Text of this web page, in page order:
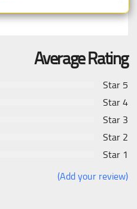
Average Rating
5 Star
4 Star
3 Star
2 Star
1 Star
(Add your review)